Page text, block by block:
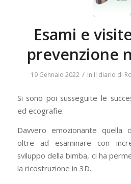
Esami e
prevenzione
19 Gennaio 2022 / in Il diario di
Si sono poi susseguite le
ed ecografie.
Davvero emozionante quella
oltre ad esaminare con
sviluppo della bimba, ci ha
la ricostruzione in 3D.